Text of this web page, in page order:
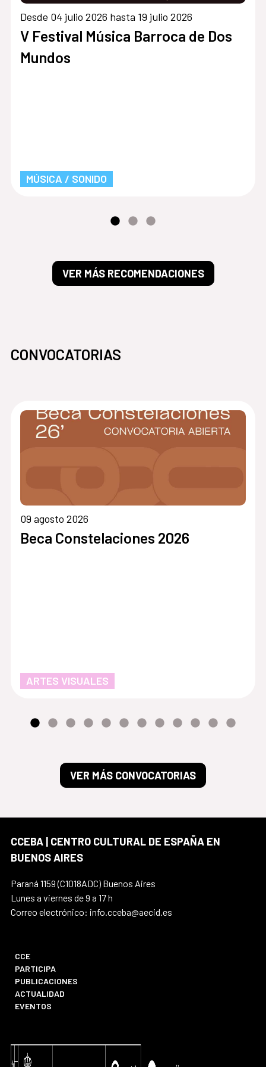
Desde 04 julio 2026 hasta 19 julio 2026
V Festival Música Barroca de Dos
Mundos
MÚSICA / SONIDO
VER MÁS RECOMENDACIONES
CONVOCATORIAS
09 agosto 2026
Beca Constelaciones 2026
ARTES VISUALES
VER MÁS CONVOCATORIAS
CCEBA | CENTRO CULTURAL DE ESPAÑA EN
BUENOS AIRES
Paraná 1159 (C1018ADC) Buenos Aires
Lunes a viernes de 9 a 17 h
Correo electrónico: info.cceba@aecid.es
CCE
PARTICIPA
PUBLICACIONES
ACTUALIDAD
EVENTOS